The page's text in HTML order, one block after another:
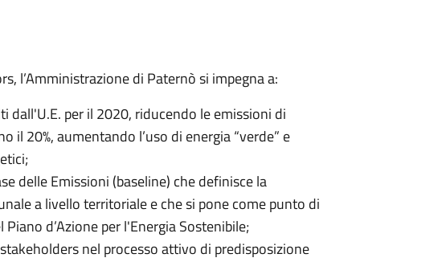
l’Amministrazione di Paternò si impegna a:
dall'U.E. per il 2020, riducendo le emissioni di
il 20%, aumentando l’uso di energia “verde” e
delle Emissioni (baseline) che definisce la
a livello territoriale e che si pone come punto di
d’Azione per l'Energia Sostenibile;
nel processo attivo di predisposizione